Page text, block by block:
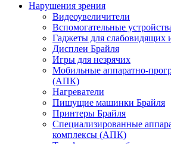
Нарушения зрения
Видеоувеличители
Вспомогательные
Гаджеты для слабовидящих
Дисплеи Брайля
Игры для незрячих
Мобильные аппаратно-
(АПК)
Нагреватели
Пишущие машинки Брайля
Принтеры Брайля
Специализированные
комплексы (АПК)